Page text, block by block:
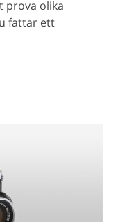
prova olika
fattar ett